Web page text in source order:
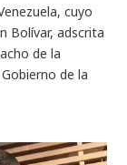
cuyo
Bolívar, adscrita
de la
de la